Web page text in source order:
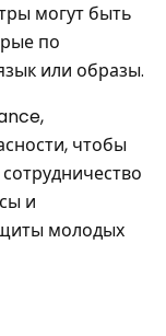
могут быть
по
или образы.
чтобы
и
молодых